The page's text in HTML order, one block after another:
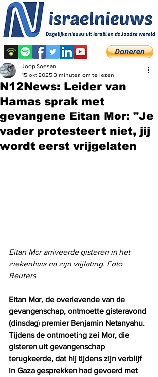
N12News: Leider van
Hamas sprak met
gevangene Eitan Mor: "Je
vader protesteert niet, jij
wordt eerst vrijgelaten
Joop Soesan
15 okt 2025 3 minuten om te lezen
Eitan Mor arriveerde gisteren in het
ziekenhuis na zijn vrijlating. Foto
Reuters
Eitan Mor, de overlevende van de
gevangenschap, ontmoette gisteravond
(dinsdag) premier Benjamin Netanyahu.
Tijdens de ontmoeting zei Mor, die
gisteren uit gevangenschap
terugkeerde, dat hij tijdens zijn verblijf
in Gaza gesprekken had gevoerd met